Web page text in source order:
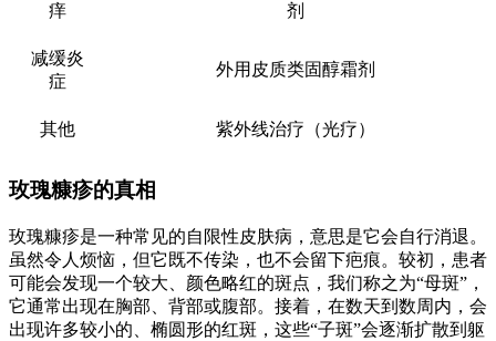
痒
剂
减缓炎
症
外用皮质类固醇霜剂
其他 紫外线治疗（光疗）
玫瑰糠疹的真相
玫瑰糠疹是一种常见的自限性皮肤病，意思是它会自行消退。
虽然令人烦恼，但它既不传染，也不会留下疤痕。较初，患者
可能会发现一个较大、颜色略红的斑点，我们称之为“母斑”，
它通常出现在胸部、背部或腹部。接着，在数天到数周内，会
出现许多较小的、椭圆形的红斑，这些“子斑”会逐渐扩散到躯